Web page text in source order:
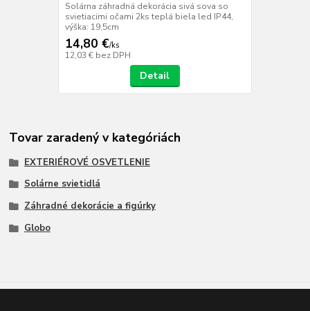
Solárna záhradná dekorácia sivá sova so
svietiacimi očami 2ks teplá biela led IP44,
výška: 19,5cm
14,80 €/ks
12,03 € bez DPH
Detail
Tovar zaradený v kategóriách
EXTERIÉROVÉ OSVETLENIE
Solárne svietidlá
Záhradné dekorácie a figúrky
Globo